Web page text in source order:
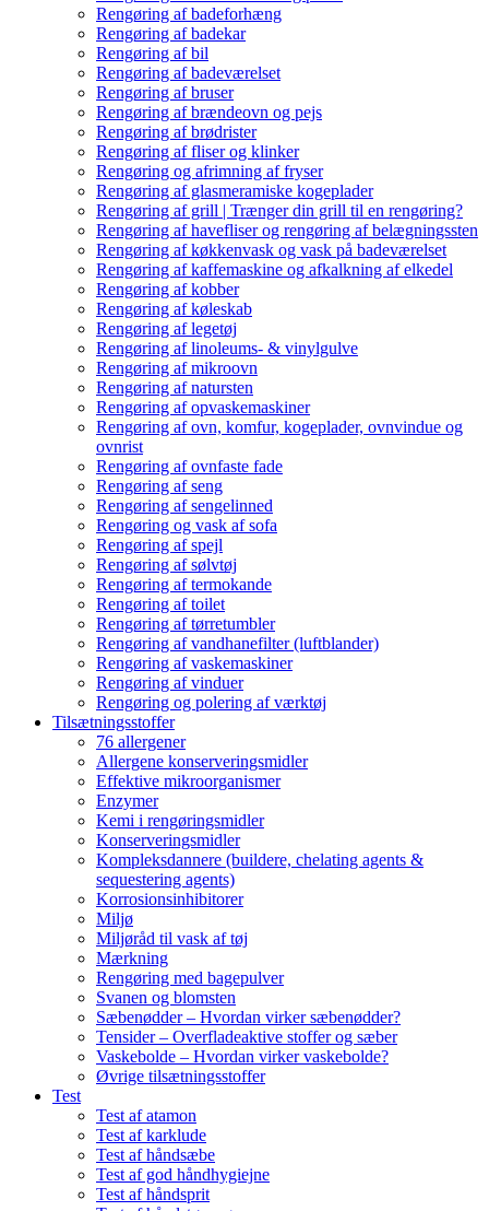
Rengøring af badeforhæng
Rengøring af badekar
Rengøring af bil
Rengøring af badeværelset
Rengøring af bruser
Rengøring af brændeovn og pejs
Rengøring af brødrister
Rengøring af fliser og klinker
Rengøring og afrimning af fryser
Rengøring af glasmeramiske kogeplader
Rengøring af grill | Trænger din grill til en rengøring?
Rengøring af havefliser og rengøring af belægningssten
Rengøring af køkkenvask og vask på badeværelset
Rengøring af kaffemaskine og afkalkning af elkedel
Rengøring af kobber
Rengøring af køleskab
Rengøring af legetøj
Rengøring af linoleums- & vinylgulve
Rengøring af mikroovn
Rengøring af natursten
Rengøring af opvaskemaskiner
Rengøring af ovn, komfur, kogeplader, ovnvindue og
ovnrist
Rengøring af ovnfaste fade
Rengøring af seng
Rengøring af sengelinned
Rengøring og vask af sofa
Rengøring af spejl
Rengøring af sølvtøj
Rengøring af termokande
Rengøring af toilet
Rengøring af tørretumbler
Rengøring af vandhanefilter (luftblander)
Rengøring af vaskemaskiner
Rengøring af vinduer
Rengøring og polering af værktøj
Tilsætningsstoffer
76 allergener
Allergene konserveringsmidler
Effektive mikroorganismer
Enzymer
Kemi i rengøringsmidler
Konserveringsmidler
Kompleksdannere (buildere, chelating agents &
sequestering agents)
Korrosionsinhibitorer
Miljø
Miljøråd til vask af tøj
Mærkning
Rengøring med bagepulver
Svanen og blomsten
Sæbenødder – Hvordan virker sæbenødder?
Tensider – Overfladeaktive stoffer og sæber
Vaskebolde – Hvordan virker vaskebolde?
Øvrige tilsætningsstoffer
Test
Test af atamon
Test af karklude
Test af håndsæbe
Test af god håndhygiejne
Test af håndsprit